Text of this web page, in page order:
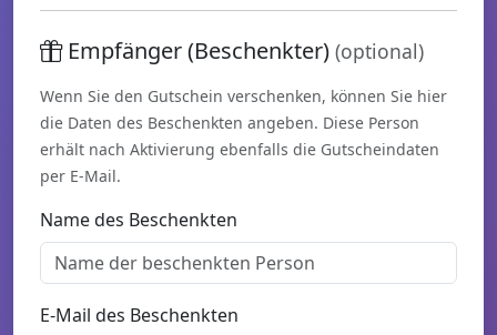
Empfänger (Beschenkter) (optional)
Wenn Sie den Gutschein verschenken, können Sie hier
die Daten des Beschenkten angeben. Diese Person
erhält nach Aktivierung ebenfalls die Gutscheindaten
per E-Mail.
Name des Beschenkten
E-Mail des Beschenkten